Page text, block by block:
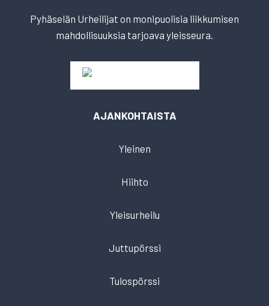
Pyhäselän Urheilijat on monipuolisia liikkumisen
mahdollisuuksia tarjoava yleisseura.
AJANKOHTAISTA
Yleinen
Hiihto
Yleisurheilu
Juttupörssi
Tulospörssi